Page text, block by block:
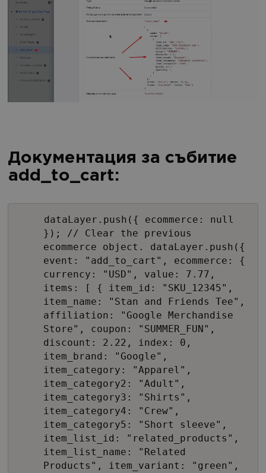
Документация за събитие
add_to_cart:
dataLayer.push({ ecommerce: null
}); // Clear the previous
ecommerce object. dataLayer.push({
event: "add_to_cart", ecommerce: {
currency: "USD", value: 7.77,
items: [ { item_id: "SKU_12345",
item_name: "Stan and Friends Tee",
affiliation: "Google Merchandise
Store", coupon: "SUMMER_FUN",
discount: 2.22, index: 0,
item_brand: "Google",
item_category: "Apparel",
item_category2: "Adult",
item_category3: "Shirts",
item_category4: "Crew",
item_category5: "Short sleeve",
item_list_id: "related_products",
item_list_name: "Related
Products", item_variant: "green",